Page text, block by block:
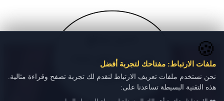
🍪
ملفات الارتباط: مفتاحك لتجربة أفضل
نحن نستخدم ملفات تعريف الارتباط لنقدم لك تجربة تصفح وقراءة مثالية.
هذه التقنية البسيطة تساعدنا على: